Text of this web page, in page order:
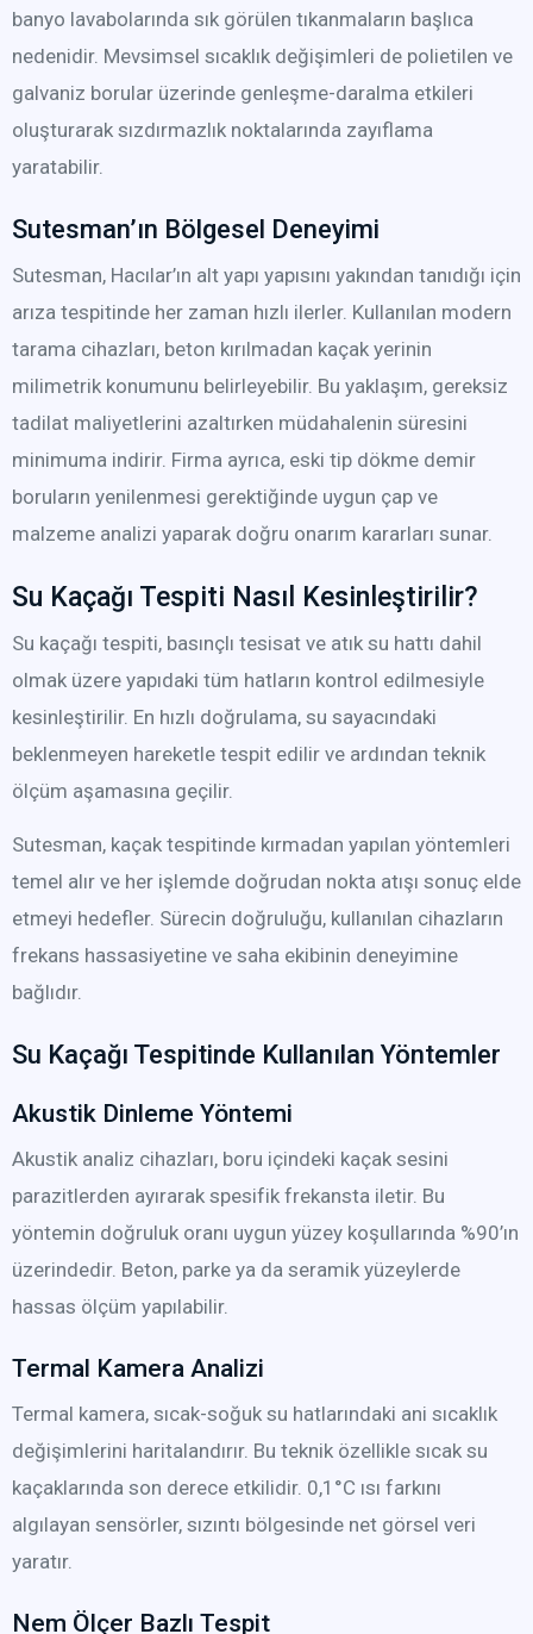
banyo lavabolarında sık görülen tıkanmaların başlıca
nedenidir. Mevsimsel sıcaklık değişimleri de polietilen ve
galvaniz borular üzerinde genleşme-daralma etkileri
oluşturarak sızdırmazlık noktalarında zayıflama
yaratabilir.
Sutesman’ın Bölgesel Deneyimi
Sutesman, Hacılar’ın alt yapı yapısını yakından tanıdığı için
arıza tespitinde her zaman hızlı ilerler. Kullanılan modern
tarama cihazları, beton kırılmadan kaçak yerinin
milimetrik konumunu belirleyebilir. Bu yaklaşım, gereksiz
tadilat maliyetlerini azaltırken müdahalenin süresini
minimuma indirir. Firma ayrıca, eski tip dökme demir
boruların yenilenmesi gerektiğinde uygun çap ve
malzeme analizi yaparak doğru onarım kararları sunar.
Su Kaçağı Tespiti Nasıl Kesinleştirilir?
Su kaçağı tespiti, basınçlı tesisat ve atık su hattı dahil
olmak üzere yapıdaki tüm hatların kontrol edilmesiyle
kesinleştirilir. En hızlı doğrulama, su sayacındaki
beklenmeyen hareketle tespit edilir ve ardından teknik
ölçüm aşamasına geçilir.
Sutesman, kaçak tespitinde kırmadan yapılan yöntemleri
temel alır ve her işlemde doğrudan nokta atışı sonuç elde
etmeyi hedefler. Sürecin doğruluğu, kullanılan cihazların
frekans hassasiyetine ve saha ekibinin deneyimine
bağlıdır.
Su Kaçağı Tespitinde Kullanılan Yöntemler
Akustik Dinleme Yöntemi
Akustik analiz cihazları, boru içindeki kaçak sesini
parazitlerden ayırarak spesifik frekansta iletir. Bu
yöntemin doğruluk oranı uygun yüzey koşullarında %90’ın
üzerindedir. Beton, parke ya da seramik yüzeylerde
hassas ölçüm yapılabilir.
Termal Kamera Analizi
Termal kamera, sıcak-soğuk su hatlarındaki ani sıcaklık
değişimlerini haritalandırır. Bu teknik özellikle sıcak su
kaçaklarında son derece etkilidir. 0,1°C ısı farkını
algılayan sensörler, sızıntı bölgesinde net görsel veri
yaratır.
Nem Ölçer Bazlı Tespit